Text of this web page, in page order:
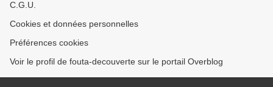
C.G.U.
Cookies et données personnelles
Préférences cookies
Voir le profil de fouta-decouverte sur le portail Overblog